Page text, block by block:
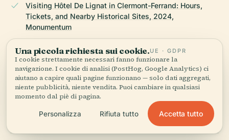
Visiting Hôtel De Lignat in Clermont-Ferrand: Hours,
Tickets, and Nearby Historical Sites, 2024,
Monumentum
Clermont Auvergne Tourism Official Website, 2024
France-Voyage: Clermont-Ferrand Tourism, 2024
Una piccola richiesta sui cookie.UE · GDPR
I cookie strettamente necessari fanno funzionare la
navigazione. I cookie di analisi (PostHog, Google Analytics) ci
aiutano a capire quali pagine funzionano — solo dati aggregati,
niente pubblicità, niente vendita. Puoi cambiare in qualsiasi
momento dal piè di pagina.
Personalizza Rifiuta tutto Accetta tutto